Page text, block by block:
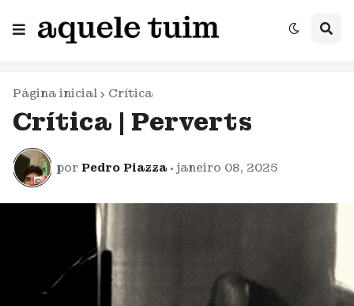
Página inicial Crítica
Crítica | Perverts
por Pedro Piazza • janeiro 08, 2025